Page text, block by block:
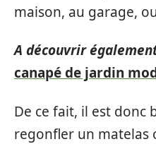
maison, au garage,
A découvrir
canapé de jardin
De ce fait, il est donc
regonfler un matelas